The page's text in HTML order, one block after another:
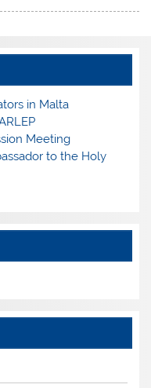
in Malta
Meeting
to the Holy